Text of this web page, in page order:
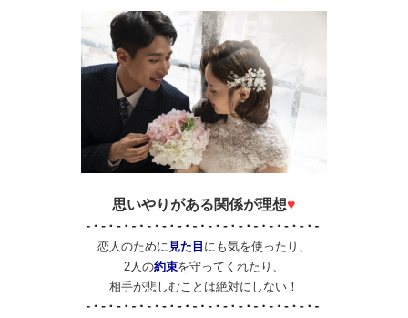
思いやりがある関係が理想♥
恋人のために 見た目 にも気を使ったり、
2人の約束を守ってくれたり、
相手が悲しむことは絶対にしない！